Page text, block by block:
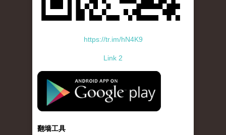
https://tr.im/hN4K9
Link 2
standard-icon-googleplay-app-store.png
翻墙工具